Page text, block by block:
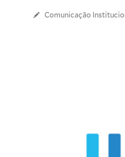
Comunicação